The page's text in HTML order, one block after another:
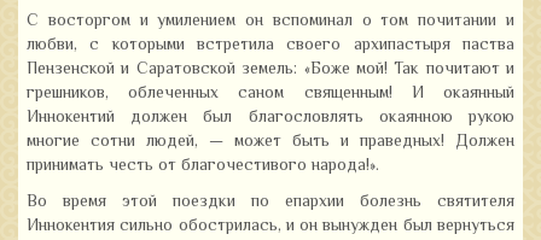
С восторгом и умилением он вспоминал о том почитании и
любви, с которыми встретила своего архипастыря паства
Пензенской и Саратовской земель: «Боже мой! Так почитают и
грешников, облеченных саном священным! И окаянный
Иннокентий должен был благословлять окаянною рукою
многие сотни людей, — может быть и праведных! Должен
принимать честь от благочестивого народа!».
Во время этой поездки по епархии болезнь святителя
Иннокентия сильно обострилась, и он вынужден был вернуться